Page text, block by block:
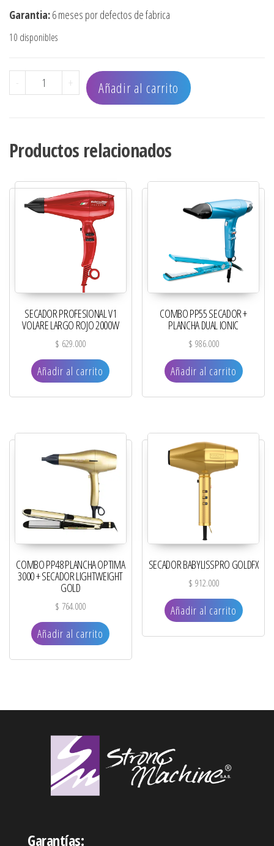
Garantia:6 meses por defectos de fabrica
10 disponibles
- SECADOR OLIVIA GARDEN SUPERHP BLACK cantidad
+ Añadir al carrito
Productos relacionados
SECADOR PROFESIONAL V1
VOLARE LARGO ROJO 2000W
$ 629.000
Añadir al carrito
COMBO PP55 SECADOR +
PLANCHA DUAL IONIC
$ 986.000
Añadir al carrito
COMBO PP48 PLANCHA OPTIMA
3000 + SECADOR LIGHTWEIGHT
GOLD
$ 764.000
Añadir al carrito
SECADOR BABYLISSPRO GOLDFX
$ 912.000
Añadir al carrito
Garantías: